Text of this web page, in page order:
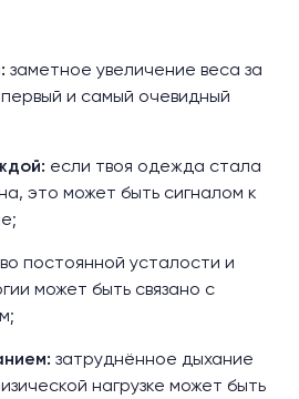
заметное увеличение веса за
и самый очевидный
если твоя одежда стала
это может быть сигналом к
постоянной усталости и
может быть связано с
затруднённое дыхание
нагрузке может быть